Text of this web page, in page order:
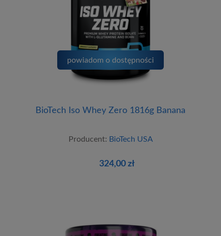
BioTech Iso Whey Zero 1816g Banana
Producent: BioTech USA
324,00 zł
powiadom o dostępności